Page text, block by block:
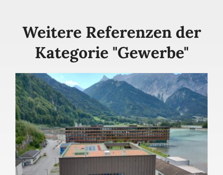
Weitere Referenzen der
Kategorie "Gewerbe"